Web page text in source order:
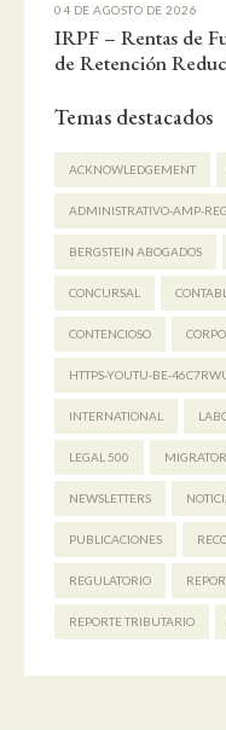
04 DE AGOSTO DE 2026
IRPF – Rentas de
de Retención
Temas destacados
ACKNOWLEDGEMENT
ADMINISTRATIVO-AMP-
BERGSTEIN ABOGADOS
CONCURSAL
CONTENCIOSO
HTTPS-YOUTU-BE-
INTERNATIONAL
LEGAL 500
NEWSLETTERS
PUBLICACIONES
REGULATORIO
REPORTE TRIBUTARIO